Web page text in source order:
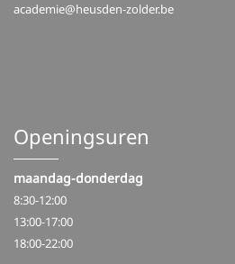
academie@heusden-zolder.be
Openingsuren
maandag-donderdag
8:30-12:00
13:00-17:00
18:00-22:00